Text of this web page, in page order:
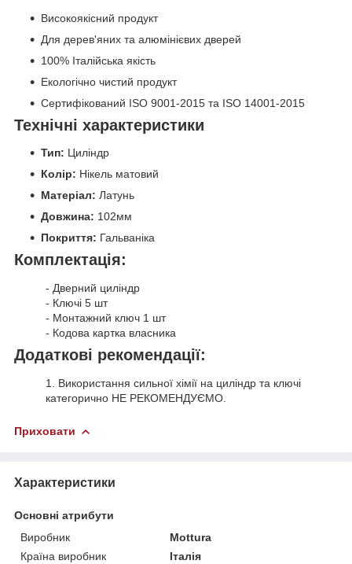
Високоякісний продукт
Для дерев'яних та алюмінієвих дверей
100% Італійська якість
Екологічно чистий продукт
Сертифікований ISO 9001-2015 та ISO 14001-2015
Технічні характеристики
Тип: Циліндр
Колір: Нікель матовий
Матеріал: Латунь
Довжина: 102мм
Покриття: Гальваніка
Комплектація:
- Дверний циліндр
- Ключі 5 шт
- Монтажний ключ 1 шт
- Кодова картка власника
Додаткові рекомендації:
1. Використання сильної хімії на циліндр та ключі
категорично НЕ РЕКОМЕНДУЄМО.
Приховати
Характеристики
Основні атрибути
Виробник
Mottura
Країна виробник
Італія